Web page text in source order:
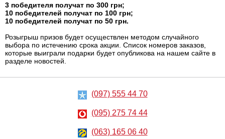
3 победителя получат по 300 грн;
10 победителей получат по 100 грн;
10 победителей получат по 50 грн.
Розыгрыш призов будет осуществлен методом случайного
выбора по истечению срока акции. Список номеров заказов,
которые выиграли подарки будет опубликова на нашем сайте в
разделе новостей.
(097) 555 44 70
(095) 275 74 44
(063) 165 06 40